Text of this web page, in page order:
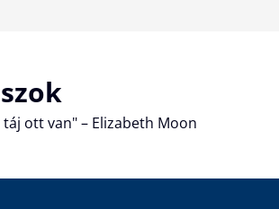
ott van" – Elizabeth Moon